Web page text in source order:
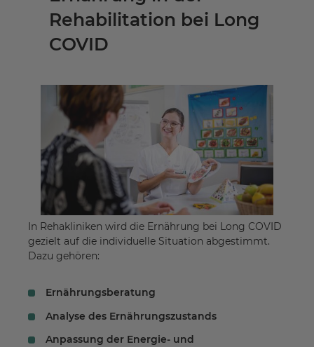
Rehabilitation bei Long
COVID
In Rehakliniken wird die Ernährung bei Long COVID
gezielt auf die individuelle Situation abgestimmt.
Dazu gehören:
Ernährungsberatung
Analyse des Ernährungszustands
Anpassung der Energie- und